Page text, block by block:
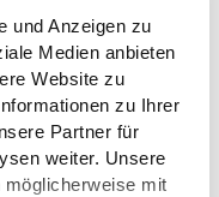
und Anzeigen zu
Medien anbieten
Website zu
zu Ihrer
Partner für
weiter. Unsere
mit